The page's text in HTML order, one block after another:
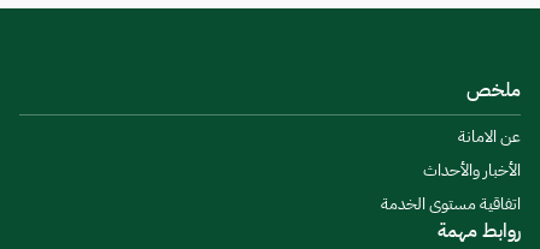
ملخص
عن الامانة
الأخبار والأحداث
اتفاقية مستوى الخدمة
روابط مهمة